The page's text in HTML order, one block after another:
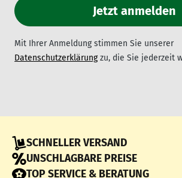
Mit Ihrer Anmeldung stimmen Sie unserer
Datenschutzerklärungzu, die Sie jederzeit
SCHNELLER VERSAND
UNSCHLAGBARE PREISE
TOP SERVICE & BERATUNG